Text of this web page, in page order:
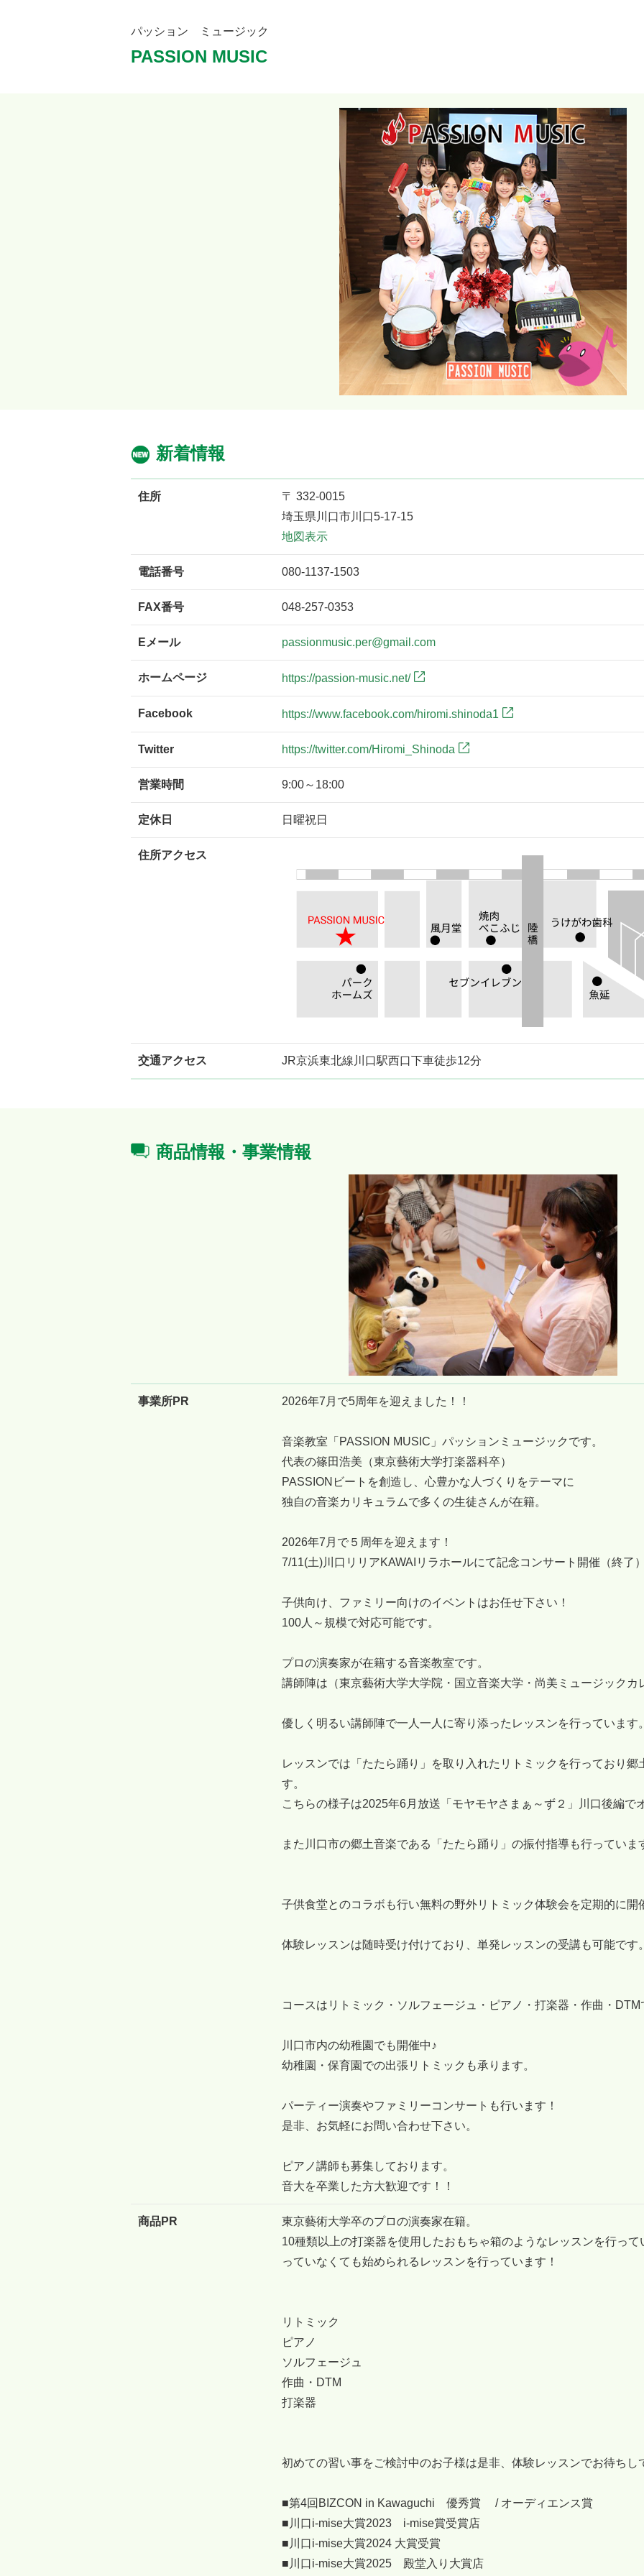
パッション ミュージック
PASSION MUSIC
新着情報
住所
〒 332-0015
埼玉県川口市川口5-17-15
地図表示
電話番号 080-1137-1503
FAX番号 048-257-0353
Eメール passionmusic.per@gmail.com
ホームページ https://passion-music.net/
Facebook https://www.facebook.com/hiromi.shinoda1
Twitter https://twitter.com/Hiromi_Shinoda
営業時間 9:00～18:00
定休日 日曜祝日
住所アクセス
交通アクセス JR京浜東北線川口駅西口下車徒歩12分
商品情報・事業情報
事業所PR 2026年7月で5周年を迎えました！！
音楽教室「PASSION MUSIC」パッションミュージックです。
代表の篠田浩美（東京藝術大学打楽器科卒）
PASSIONビートを創造し、心豊かな人づくりをテーマに
独自の音楽カリキュラムで多くの生徒さんが在籍。
2026年7月で５周年を迎えます！
7/11(土)川口リリアKAWAIリラホールにて記念コンサート開催（終了
子供向け、ファミリー向けのイベントはお任せ下さい！
100人～規模で対応可能です。
プロの演奏家が在籍する音楽教室です。
講師陣は（東京藝術大学大学院・国立音楽大学・尚美ミュージックカ
優しく明るい講師陣で一人一人に寄り添ったレッスンを行っています
レッスンでは「たたら踊り」を取り入れたリトミックを行っており
す。
こちらの様子は2025年6月放送「モヤモヤさまぁ～ず２」川口後編で
また川口市の郷土音楽である「たたら踊り」の振付指導も行っていま
子供食堂とのコラボも行い無料の野外リトミック体験会を定期的に開
体験レッスンは随時受け付けており、単発レッスンの受講も可能です
コースはリトミック・ソルフェージュ・ピアノ・打楽器・作曲・DTM
川口市内の幼稚園でも開催中♪
幼稚園・保育園での出張リトミックも承ります。
パーティー演奏やファミリーコンサートも行います！
是非、お気軽にお問い合わせ下さい。
ピアノ講師も募集しております。
音大を卒業した方大歓迎です！！
商品PR
東京藝術大学卒のプロの演奏家在籍。
10種類以上の打楽器を使用したおもちゃ箱のようなレッスンを行っ
っていなくても始められるレッスンを行っています！
リトミック
ピアノ
ソルフェージュ
作曲・DTM
打楽器
初めての習い事をご検討中のお子様は是非、体験レッスンでお待ちし
■第4回BIZCON in Kawaguchi 優秀賞 / オーディエンス賞
■川口i-mise大賞2023 i-mise賞受賞店
■川口i-mise大賞2024 大賞受賞
■川口i-mise大賞2025 殿堂入り大賞店